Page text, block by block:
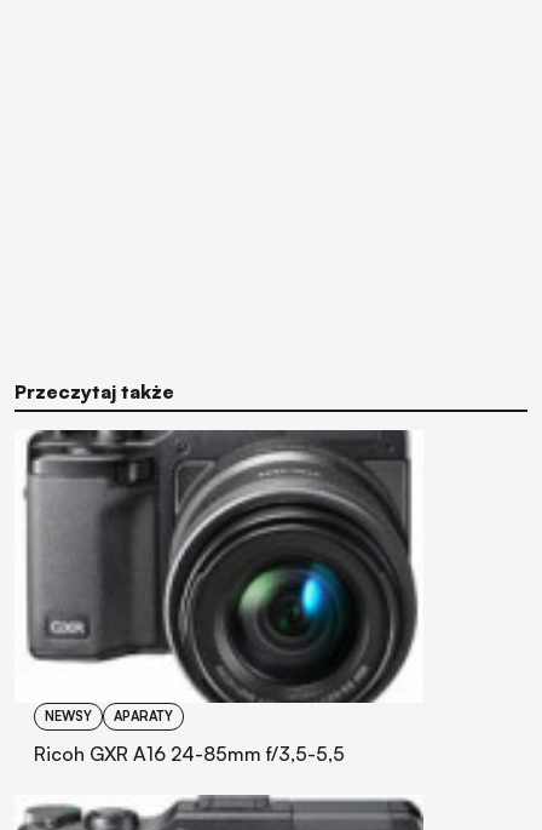
Przeczytaj także
NEWSY APARATY
Ricoh GXR A16 24-85mm f/3,5-5,5